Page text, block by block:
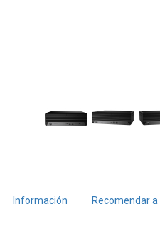
Información Recomendar